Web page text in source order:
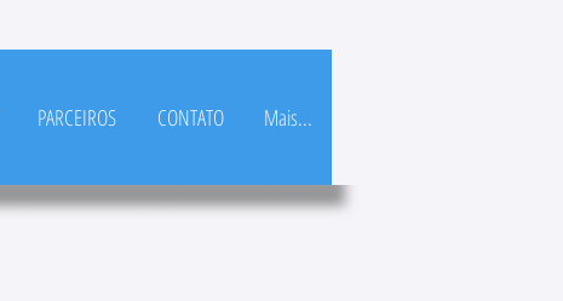
PARCEIROS CONTATO Mais...